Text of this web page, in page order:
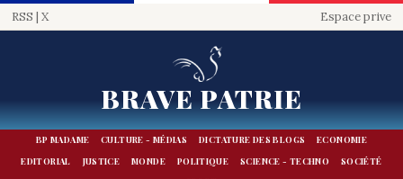
RSS | X Espace prive
BRAVE PATRIE
BP MADAME CULTURE - MÉDIAS DICTATURE DES BLOGS
ECONOMIE
EDITORIAL
JUSTICE MONDE POLITIQUE SCIENCE - TECHNO
SOCIÉTÉ